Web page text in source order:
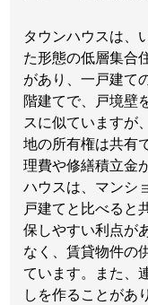
タウンハウスは、
た形態の低層集合
があり、一戸建て
階建てで、戸境壁
スに似ていますが
地の所有権は共有
理費や修繕積立金
ハウスは、マンシ
戸建てと比べると
保しやすい利点が
なく、賃貸物件の
ています。また、
しを作ることがあ